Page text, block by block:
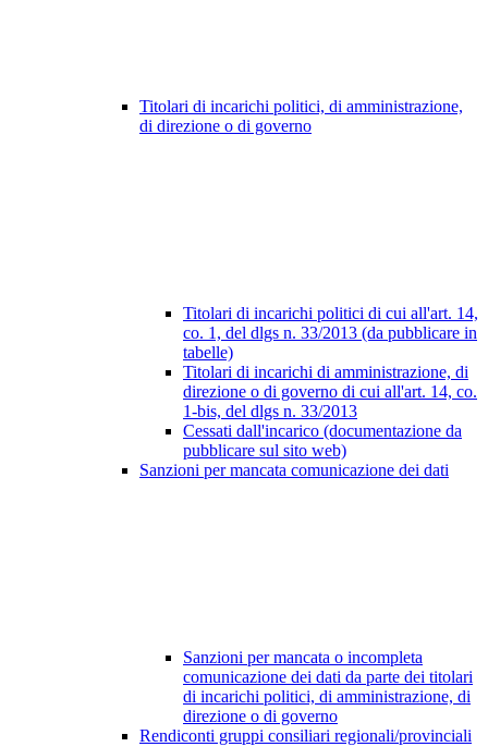
Titolari di incarichi politici, di amministrazione,
di direzione o di governo
Titolari di incarichi politici di cui all'art. 14,
co. 1, del dlgs n. 33/2013 (da pubblicare in
tabelle)
Titolari di incarichi di amministrazione, di
direzione o di governo di cui all'art. 14, co.
1-bis, del dlgs n. 33/2013
Cessati dall'incarico (documentazione da
pubblicare sul sito web)
Sanzioni per mancata comunicazione dei dati
Sanzioni per mancata o incompleta
comunicazione dei dati da parte dei titolari
di incarichi politici, di amministrazione, di
direzione o di governo
Rendiconti gruppi consiliari regionali/provinciali